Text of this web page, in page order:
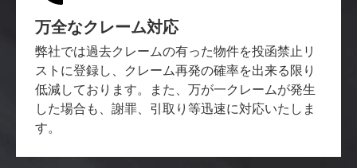
万全なクレーム対応
弊社では過去クレームの有った物件を投函禁止リ
ストに登録し、クレーム再発の確率を出来る限り
低減しております。また、万が一クレームが発生
した場合も、謝罪、引取り等迅速に対応いたしま
す。